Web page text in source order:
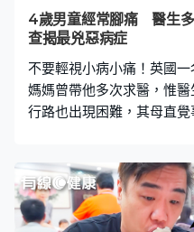
治可致命 根據醫管局資料
另一段腸道，常見於嬰兒
4歲男童經常腳痛 醫生
查揭最兇惡病症
不要輕視小病小痛！英國
媽媽曾帶他多次求醫，惟
行路也出現困難，其母直
星報》報道，4歲男童休伊
露自己雙腳感到痛楚，但屢
並無大礙。休伊的情況不